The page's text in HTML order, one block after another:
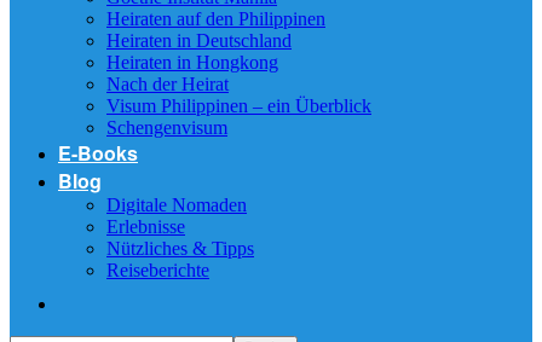
Heiraten auf den Philippinen
Heiraten in Deutschland
Heiraten in Hongkong
Nach der Heirat
Visum Philippinen – ein Überblick
Schengenvisum
E-Books
Blog
Digitale Nomaden
Erlebnisse
Nützliches & Tipps
Reiseberichte